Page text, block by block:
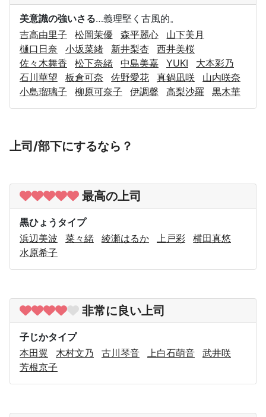
美意識の強いさる…義理堅く古風的。
吉高由里子
松岡茉優 森平麗心
山下美月
樋口日奈
小坂菜緒 新井梨杏
西井美桜
佐々木舞香
松下奈緒 中島美嘉 YUKI
大本彩乃
石川華望
板倉可奈 佐野愛花 真鍋凪咲
山内咲奈
小島瑠璃子
柳原可奈子 伊調馨 高梨沙羅 黒木華
上司/部下にするなら？
最高の上司
黒ひょうタイプ
浜辺美波
菜々緒 綾瀬はるか 上戸彩
横田真悠
水原希子
非常に良い上司
子じかタイプ
本田翼
木村文乃 古川琴音 上白石萌音
武井咲
芳根京子